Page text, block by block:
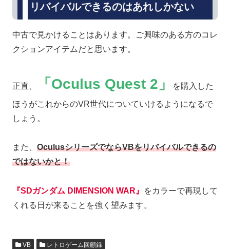
リバイバルできるのはあれしかない
中古で見かけることはあります。ご興味のある方のコレ
クションアイテムだと思います。
正直、 「Oculus Quest 2」 を購入した
ほうがこれからのVR世代についていけるようになるで
しょう。
また、 OculusシリーズでならVBをリバイバルできるの
ではないかと！
『SDガンダム DIMENSION WAR』
をカラーで再現して
くれる日が来ることを強く望みます。
VB レトロゲーム回顧録